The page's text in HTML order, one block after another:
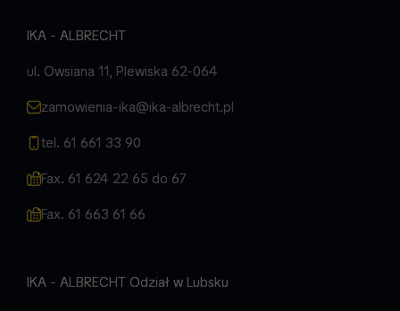
IKA - ALBRECHT
ul. Owsiana 11, Plewiska 62-064
zamowienia-ika@ika-albrecht.pl
tel. 61 661 33 90
Fax. 61 624 22 65 do 67
Fax. 61 663 61 66
IKA - ALBRECHT Odział w Lubsku